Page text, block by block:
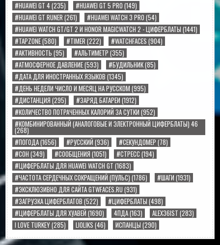
#HUAWEI GT 4(235) #HUAWEI GT 5 PRO (149)
#HUAWEI GT RUNER(261) #HUAWEI WATCH 3 PRO (54)
#HUAWEI WATCH GT/GT 2 И HONOR MAGICWATCH 2 - ЦИФЕРБЛАТЫ (1441)
#TAPZONE(580) #TIMER(222) #WATCHFACES (904)
#АКТИВНОСТЬ (95) #АЛЬТИМЕТР (355)
#АТМОСФЕРНОЕ ДАВЛЕНИЕ(593) #БУДИЛЬНИК(85)
#ДАТА ДЛЯ ИНОСТРАННЫХ ЯЗЫКОВ (1345)
#ДЕНЬ НЕДЕЛИ ЧИСЛО И МЕСЯЦ НА РУССКОМ (995)
#ДИСТАНЦИЯ (295) #ЗАРЯД БАТАРЕИ (1912)
#КОЛИЧЕСТВО ПОТРАЧЕННЫХ КАЛОРИЙ ЗА СУТКИ (952)
#КОМБИНИРОВАННЫЙ (АНАЛОГОВЫЕ И ЭЛЕКТРОННЫЙ ЦИФЕРБЛАТЫ) 46
(268)
#ПОГОДА(1656) #РУССКИЙ (936) #СЕКУНДОМЕР (78)
#СОН (349) #СООБЩЕНИЯ (1051) #СТРЕСС (194)
#ЦИФЕРБЛАТЫ ДЛЯ HUAWEI WATCH GT (1683)
#ЧАСТОТА СЕРДЕЧНЫХ СОКРАЩЕНИЙ (ПУЛЬС) (1786) #ШАГИ (1931)
#ЭКСКЛЮЗИВНО ДЛЯ САЙТА GTWFACES.RU (931)
#ЗАГРУЗКА ЦИФЕРБЛАТОВ (522) #ЦИФЕРБЛАТЫ (498)
#ЦИФЕРБЛАТЫ ДЛЯ ХУАВЕЙ (1690) 4ПДА(163) ALEX36IST (283)
I LOVE TURKEY(285) LIOLIKS (46) ИСПАНЦЫ (290)